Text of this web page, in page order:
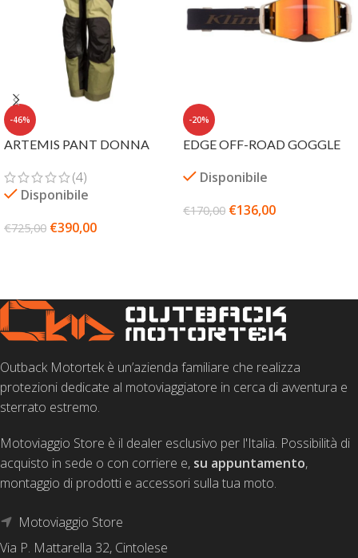
-46%
ARTEMIS PANT DONNA
(4)
Disponibile
€725,00 €390,00
-20%
EDGE OFF-ROAD GOGGLE
Disponibile
€170,00 €136,00
Outback Motortek è un’azienda familiare che realizza
protezioni dedicate al motoviaggiatore in cerca di avventura e
sterrato estremo.
Motoviaggio Store è il dealer esclusivo per l'Italia. Possibilità di
acquisto in sede o con corriere e, su appuntamento,
montaggio di prodotti e accessori sulla tua moto.
Motoviaggio Store
Via P. Mattarella 32, Cintolese